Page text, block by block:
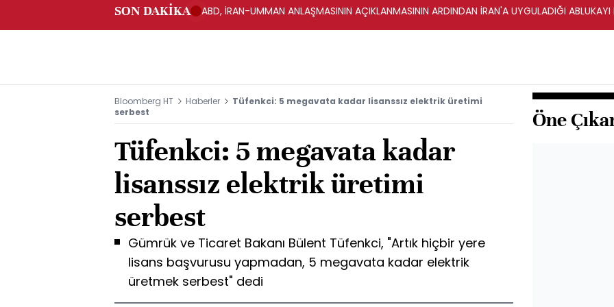
SON DAKİKA ABD, İRAN-UMMAN ANLAŞMASININ AÇIKLANMASININ ARDINDAN İRAN'A UYGULADIĞI ABLUKAYI
Bloomberg HT Haberler
Tüfenkci: 5 megavata kadar lisanssız elektrik üretimi
serbest
Tüfenkci: 5 megavata kadar
lisanssız elektrik üretimi
serbest
Gümrük ve Ticaret Bakanı Bülent Tüfenkci, "Artık hiçbir yere
lisans başvurusu yapmadan, 5 megavata kadar elektrik
üretmek serbest" dedi
Öne